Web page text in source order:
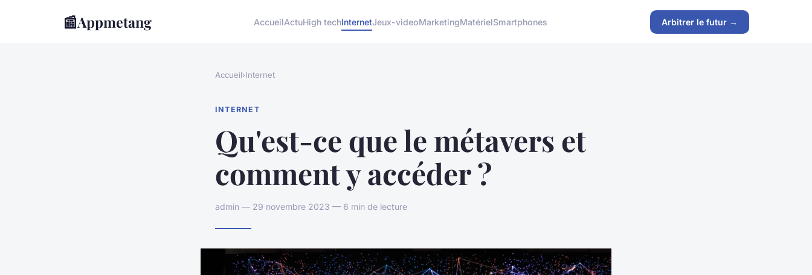
📰Appmetang AccueilActuHigh techInternetJeux-videoMarketingMatérielSmartphones Arbitrer le futur →
Accueil›Internet
INTERNET
Qu'est-ce que le métavers et
comment y accéder ?
admin — 29 novembre 2023 — 6 min de lecture